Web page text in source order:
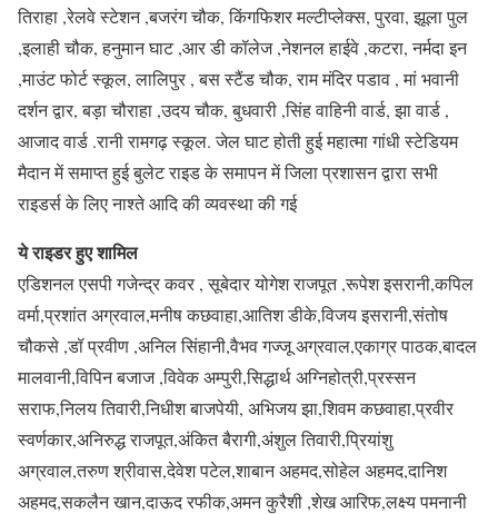
तिराहा ,रेलवे स्टेशन ,बजरंग चौक, किंगफिशर मल्टीप्लेक्स, पुरवा, झूला पुल
,इलाही चौक, हनुमान घाट ,आर डी कॉलेज ,नेशनल हाईवे ,कटरा, नर्मदा इन
,माउंट फोर्ट स्कूल, लालिपुर , बस स्टैंड चौक, राम मंदिर पडाव , मां भवानी
दर्शन द्वार, बड़ा चौराहा ,उदय चौक, बुधवारी ,सिंह वाहिनी वार्ड, झा वार्ड ,
आजाद वार्ड .रानी रामगढ़ स्कूल. जेल घाट होती हुई महात्मा गांधी स्टेडियम
मैदान में समाप्त हुई बुलेट राइड के समापन में जिला प्रशासन द्वारा सभी
राइडर्स के लिए नाश्ते आदि की व्यवस्था की गई
ये राइडर हुए शामिल
एडिशनल एसपी गजेन्द्र कवर , सूबेदार योगेश राजपूत ,रूपेश इसरानी,कपिल
वर्मा,प्रशांत अग्रवाल,मनीष कछवाहा,आतिश डीके,विजय इसरानी,संतोष
चौकसे ,डॉ प्रवीण ,अनिल सिंहानी,वैभव गज्जू अग्रवाल,एकाग्र पाठक,बादल
मालवानी,विपिन बजाज ,विवेक अम्पुरी,सिद्धार्थ अग्निहोत्री,प्रस्सन
सराफ,निलय तिवारी,निधीश बाजपेयी, अभिजय झा,शिवम कछवाहा,प्रवीर
स्वर्णकार,अनिरुद्ध राजपूत,अंकित बैरागी,अंशुल तिवारी,प्रियांशु
अग्रवाल,तरुण श्रीवास,देवेश पटेल,शाबान अहमद,सोहेल अहमद,दानिश
अहमद,सकलैन खान,दाऊद रफीक,अमन कुरैशी ,शेख आरिफ,लक्ष्य पमनानी